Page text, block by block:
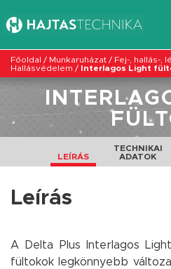
Főoldal / Munkaruházat / Fej-, hallás-,
Hallásvédelem / Interlagos Light
LEÍRÁS
TECHNIKAI
ADATOK
Leírás
A Delta Plus Interlagos
fültokok legkönnyebb